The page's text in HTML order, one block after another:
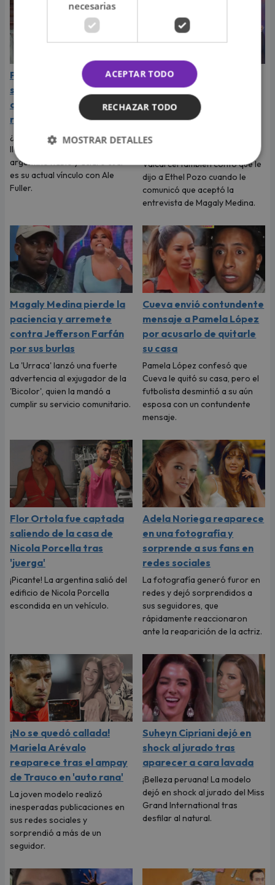
Pablo Heredia rompió su
silencio tras ser captado
con Ale Fuller: ¿se
reconciliaron?
¿Se encendió nuevamente la
llama del amor? El actor
argentino habló y aclaró cuál
es su actual vínculo con Ale
Fuller.
Gisela Valcárcel confesó
cómo reaccionó al ver la
entrevista de su hija
Ethel Pozo con Magaly
Medina
Valcárcel también contó qué le
dijo a Ethel Pozo cuando le
comunicó que aceptó la
entrevista de Magaly Medina.
Magaly Medina pierde la
paciencia y arremete
contra Jefferson Farfán
por sus burlas
La 'Urraca' lanzó una fuerte
advertencia al exjugador de la
'Bicolor', quien la mandó a
cumplir su servicio comunitario.
Cueva envió contundente
mensaje a Pamela López
por acusarlo de quitarle
su casa
Pamela López confesó que
Cueva le quitó su casa, pero el
futbolista desmintió a su aún
esposa con un contundente
mensaje.
Flor Ortola fue captada
saliendo de la casa de
Nicola Porcella tras
'juerga'
¡Picante! La argentina salió del
edificio de Nicola Porcella
escondida en un vehículo.
Adela Noriega reaparece
en una fotografía y
sorprende a sus fans en
redes sociales
La fotografía generó furor en
redes y dejó sorprendidos a
sus seguidores, que
rápidamente reaccionaron
ante la reaparición de la actriz.
¡No se quedó callada!
Mariela Arévalo
reaparece tras el ampay
de Trauco en 'auto rana'
La joven modelo realizó
inesperadas publicaciones en
sus redes sociales y
sorprendió a más de un
seguidor.
Suheyn Cipriani dejó en
shock al jurado tras
aparecer a cara lavada
¡Belleza peruana! La modelo
dejó en shock al jurado del Miss
Grand International tras
desfilar al natural.
necesarias
ACEPTAR TODO
RECHAZAR TODO
MOSTRAR DETALLES